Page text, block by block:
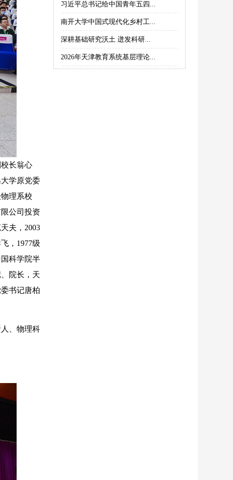
长翁心
学原党委
理系校
公司投资
夫，2003
，1977级
科学院半
院长，天
书记唐柏
、物理科
习近平总书记给中国青年五四...
南开大学中国式现代化乡村工...
深耕基础研究沃土 迸发科研...
2026年天津教育系统基层理论...